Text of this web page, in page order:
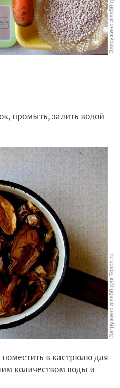
промыть, залить водой
в кастрюлю для
количеством воды и